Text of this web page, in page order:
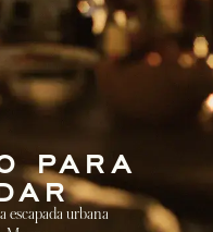
PARA
escapada urbana